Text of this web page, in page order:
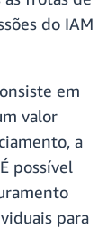
do IAM
em
valor
a
possível
para